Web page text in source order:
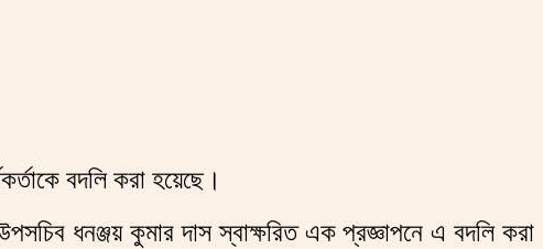
বদলি করা হয়েছে।
ধনঞ্জয় কুমার দাস স্বাক্ষরিত এক প্রজ্ঞাপনে এ বদলি করা